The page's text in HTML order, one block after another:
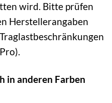
wird. Bitte prüfen
Herstellerangaben
in anderen Farben